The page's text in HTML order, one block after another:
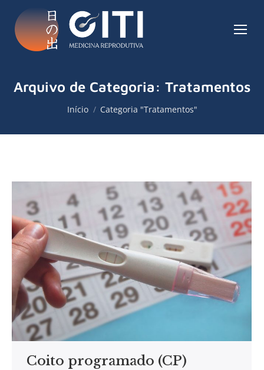
Arquivo de Categoria: Tratamentos
Você está aqui:
Início Categoria "Tratamentos"
Coito programado (CP)